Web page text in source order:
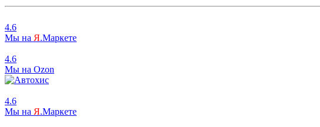
4.6
Мы на Я.Маркете
4.6
Мы на Ozon
4.6
Мы на Я.Маркете